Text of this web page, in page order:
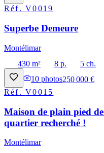
Réf.V0019
Superbe Demeure
Montélimar
430 m²
8 p. 5 ch.
10 photos250 000 €
Réf.V0015
Maison de plain pied
quartier recherché !
Montélimar